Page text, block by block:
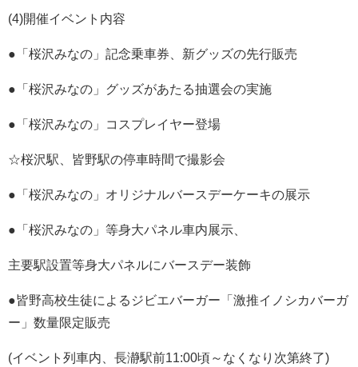
(4)開催イベント内容
●「桜沢みなの」記念乗車券、新グッズの先行販売
●「桜沢みなの」グッズがあたる抽選会の実施
●「桜沢みなの」コスプレイヤー登場
☆桜沢駅、皆野駅の停車時間で撮影会
●「桜沢みなの」オリジナルバースデーケーキの展示
●「桜沢みなの」等身大パネル車内展示、
主要駅設置等身大パネルにバースデー装飾
●皆野高校生徒によるジビエバーガー「激推イノシカバーガ
ー」数量限定販売
(イベント列車内、長瀞駅前11:00頃～なくなり次第終了)